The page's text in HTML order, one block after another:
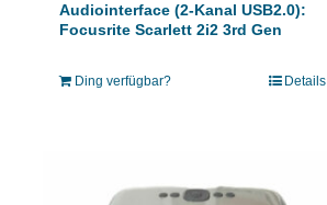
Audiointerface (2-Kanal USB2.0):
Focusrite Scarlett 2i2 3rd Gen
Ding verfügbar? Details